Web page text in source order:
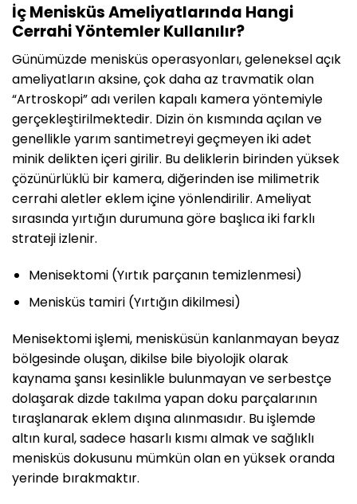
İç Menisküs Ameliyatlarında Hangi
Cerrahi Yöntemler Kullanılır?
Günümüzde menisküs operasyonları, geleneksel açık
ameliyatların aksine, çok daha az travmatik olan
“Artroskopi” adı verilen kapalı kamera yöntemiyle
gerçekleştirilmektedir. Dizin ön kısmında açılan ve
genellikle yarım santimetreyi geçmeyen iki adet
minik delikten içeri girilir. Bu deliklerin birinden yüksek
çözünürlüklü bir kamera, diğerinden ise milimetrik
cerrahi aletler eklem içine yönlendirilir. Ameliyat
sırasında yırtığın durumuna göre başlıca iki farklı
strateji izlenir.
Menisektomi (Yırtık parçanın temizlenmesi)
Menisküs tamiri (Yırtığın dikilmesi)
Menisektomi işlemi, menisküsün kanlanmayan beyaz
bölgesinde oluşan, dikilse bile biyolojik olarak
kaynama şansı kesinlikle bulunmayan ve serbestçe
dolaşarak dizde takılma yapan doku parçalarının
tıraşlanarak eklem dışına alınmasıdır. Bu işlemde
altın kural, sadece hasarlı kısmı almak ve sağlıklı
menisküs dokusunu mümkün olan en yüksek oranda
yerinde bırakmaktır.